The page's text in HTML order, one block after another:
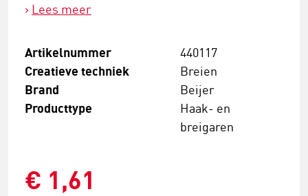
Lees meer
Artikelnummer 440117
Creatieve techniek Breien
Brand Beijer
Producttype
Haak- en
breigaren
€ 1,61